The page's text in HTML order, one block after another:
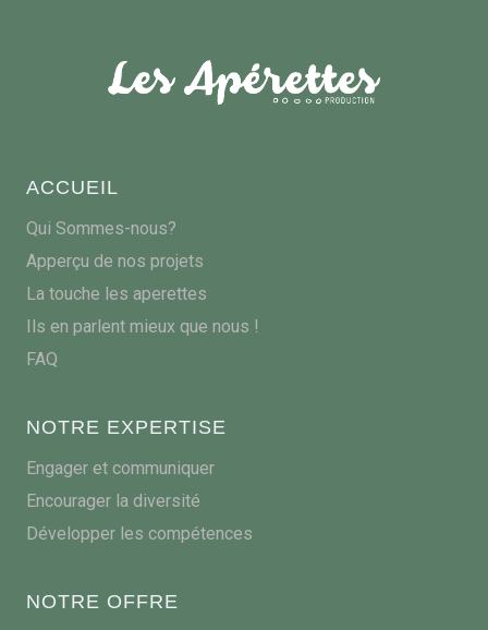
ACCUEIL
Qui Sommes-nous?
Apperçu de nos projets
La touche les aperettes
Ils en parlent mieux que nous !
FAQ
NOTRE EXPERTISE
Engager et communiquer
Encourager la diversité
Développer les compétences
NOTRE OFFRE